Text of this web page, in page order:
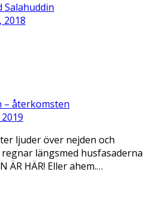
Salahuddin
2018
– återkomsten
ljuder över nejden och
längsmed husfasaderna
ÄR HÄR! Eller ahem.…